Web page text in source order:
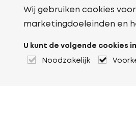
Wij gebruiken cookies
marketingdoeleinden en
U kunt de volgende cookies
Noodzakelijk